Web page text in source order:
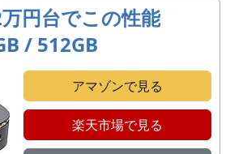
円台でこの性能
/ 512GB
アマゾンで見る
楽天市場で見る